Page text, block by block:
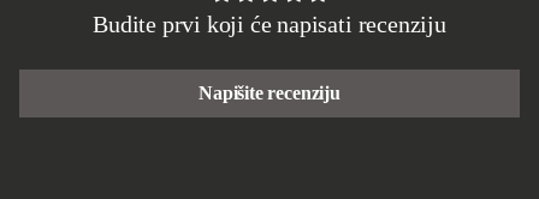
Budite prvi koji će napisati recenziju
Napišite recenziju